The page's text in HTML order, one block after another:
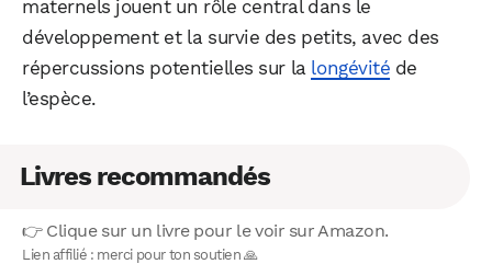
maternels jouent un rôle central dans le
développement et la survie des petits, avec des
répercussions potentielles sur la longévité de
l’espèce.
Livres recommandés
👉 Clique sur un livre pour le voir sur Amazon.
Lien affilié : merci pour ton soutien 🙏